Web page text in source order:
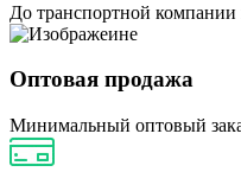
До транспортной
Оптовая продажа
Минимальный оптовый